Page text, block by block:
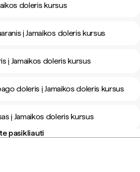
doleris kursus
į Jamaikos doleris kursus
į Jamaikos doleris kursus
doleris į Jamaikos doleris kursus
į Jamaikos doleris kursus
pasikliauti